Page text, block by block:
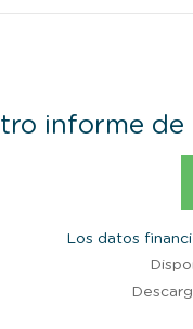
informe de
Los datos